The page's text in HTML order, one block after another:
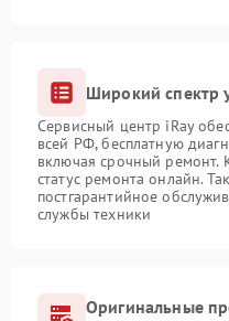
Широкий спектр
Сервисный центр iRay
всей РФ, бесплатную
включая срочный ремонт.
статус ремонта онлайн.
постгарантийное
службы техники
Оригинальные